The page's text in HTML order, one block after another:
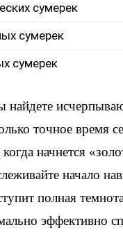
сумерек
сумерек
сумерек
найдете
точное время
когда начнется
начало
полная
эффективно